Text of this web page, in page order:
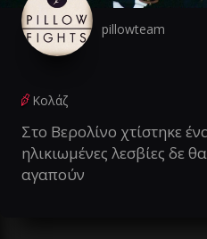
pillowteam
Κολάζ
Στο Βερολίνο χτίστηκε
ηλικιωμένες λεσβίες δε
αγαπούν